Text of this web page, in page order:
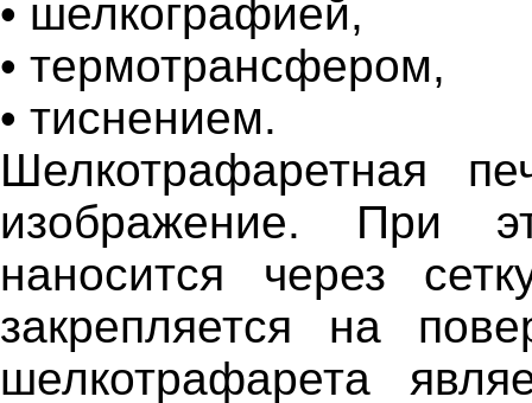
• шелкографией,
• термотрансфером,
• тиснением.
Шелкотрафаретная
изображение. При
наносится через
закрепляется на
шелкотрафарета